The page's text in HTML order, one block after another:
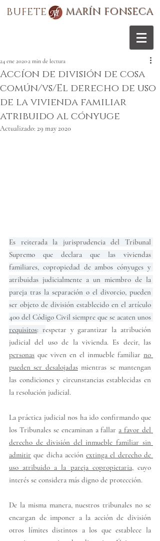
BUFETE MARÍN FONSECA
Accíon de división de cosa
común/vs/El derecho de uso
de la vivienda familiar
atribuido al cónyuge
24 ene 20202 min de lectura
Actualizado: 29 may 2020
Es reiterada la jurisprudencia del Tribunal
Supremo que declara que las viviendas
familiares, copropiedad de ambos cónyuges y
atribuidas judicialmente a un miembro de la
pareja tras la separación o el divorcio, pueden
ser objeto de división establecido en el artículo
requisitos: respetar y garantizar la atribución
judicial del uso de la vivienda.
personas que viven en el inmueble familiar no
pueden ser desalojadas mientras se mantengan
las condiciones y circunstancias establecidas en
la resolución judicial.
La práctica judicial nos ha ido confirmando que
los Tribunales se encaminan a fallar a favor del
derecho de división del inmueble familiar sin
admitir que dicha acción extinga el derecho de
uso atribuido a la pareja copropietaria, cuyo
interés se considera más digno de protección.
De la misma manera, nuestros tribunales no se
encargan de imponer a la acción de división
otros límites distintos a los que establece la